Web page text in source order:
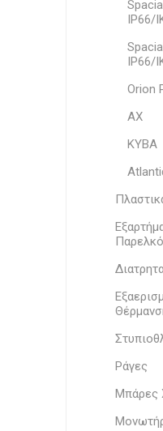
IP66/
IP66/
Orion
AX
ΚΥΒΑ
Ράγες
Μπάρες